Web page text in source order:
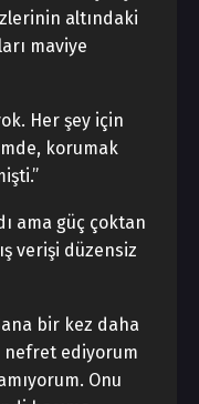
altındaki
maviye
Her şey için
korumak
ama güç çoktan
verişi düzensiz
bir kez daha
nefret ediyorum
Onu